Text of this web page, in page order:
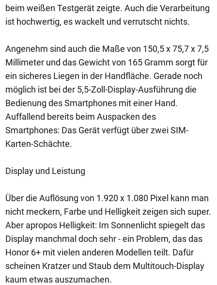
beim weißen Testgerät zeigte. Auch die Verarbeitung
ist hochwertig, es wackelt und verrutscht nichts.
Angenehm sind auch die Maße von 150,5 x 75,7 x 7,5
Millimeter und das Gewicht von 165 Gramm sorgt für
ein sicheres Liegen in der Handfläche. Gerade noch
möglich ist bei der 5,5-Zoll-Display-Ausführung die
Bedienung des Smartphones mit einer Hand.
Auffallend bereits beim Auspacken des
Smartphones: Das Gerät verfügt über zwei SIM-
Karten-Schächte.
Display und Leistung
Über die Auflösung von 1.920 x 1.080 Pixel kann man
nicht meckern, Farbe und Helligkeit zeigen sich super.
Aber apropos Helligkeit: Im Sonnenlicht spiegelt das
Display manchmal doch sehr - ein Problem, das das
Honor 6+ mit vielen anderen Modellen teilt. Dafür
scheinen Kratzer und Staub dem Multitouch-Display
kaum etwas auszumachen.